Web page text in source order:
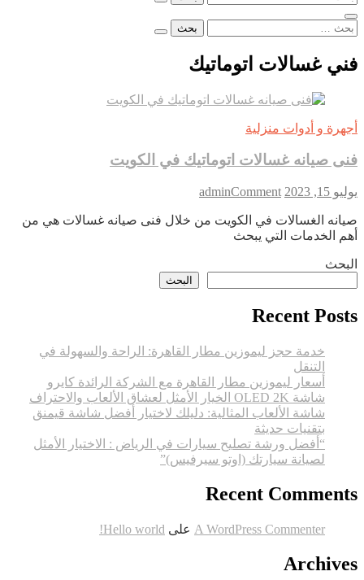
البحث
فني غسالات اتوماتيك
أجهرة و أدوات منزلية
فنى صيانه غسالات اتوماتيك في الكويت
يوليو 15, 2023 adminComment
on
صيانه
الكويت
صيانه الغسالات في الكويت من خلال فنى صيانه غسالات هي من
أهم الخدمات التي يبحث
البحث
البحث
Recent Posts
خدمة حجز ليموزين مطار القاهرة: الراحة والسهولة في
التنقل
أسعار ليموزين مطار القاهرة مع الشركة الرائدة كايرو
شاشة OLED 2K الخيار الأمثل لعشاق الألعاب والاحتراف
شاشة الألعاب المثالية: دليلك لاختيار أفضل شاشة قيمنق
بتقنيات حديثة
“أفضل ورشة تصليح سيارات في الرياض : الاختيار الأمثل
لصيانة سيارتك (اوتو سيرفيس)”
Recent Comments
A WordPress Commenter على Hello world!
Archives